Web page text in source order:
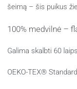
šeimą – šis puikus
100% medvilnė –
Galima skalbti 60
OEKO-TEX®